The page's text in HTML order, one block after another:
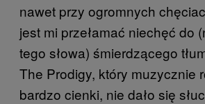
nawet przy ogromnych
jest mi przełamać niechęć do
tego słowa) śmierdzącego
The Prodigy, który muzycznie
bardzo cienki, nie dało się